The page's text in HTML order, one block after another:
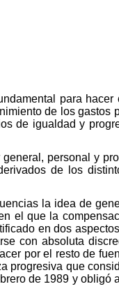
para hacer
de los gastos
de igualdad y
personal y
de los
la idea de
el que la
en dos
con absoluta
por el resto de
progresiva que
de 1989 y obligó